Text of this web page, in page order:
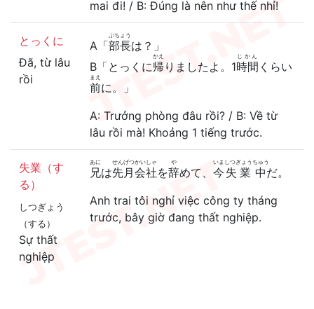
mai đi! / B: Đúng là nên như thế nhỉ!
とっくに
Đã, từ lâu
rồi
A「部長
ぶちょう
は？」
B「とっくに帰
かえ
りましたよ。1時間
じかん
くらい
前
まえ
に。」
A: Trưởng phòng đâu rồi? / B: Về từ
lâu rồi mà! Khoảng 1 tiếng trước.
失業（す
る）
しつぎょう
（する）
Sự thất
nghiệp
兄
あに
は先月
せんげつ
会社
かいしゃ
を辞
や
めて、 今
いま
失業
しつぎょう
中
ちゅう
だ。
Anh trai tôi nghỉ việc công ty tháng
trước, bây giờ đang thất nghiệp.